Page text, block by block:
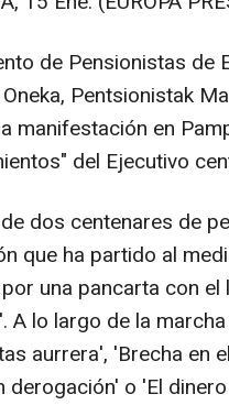
de Pensionistas
Pentsionistak
manifestación en
del Ejecutivo
dos centenares de
que ha partido al
una pancarta con
A lo largo de la
aurrera', 'Brecha en
derogación' o 'El